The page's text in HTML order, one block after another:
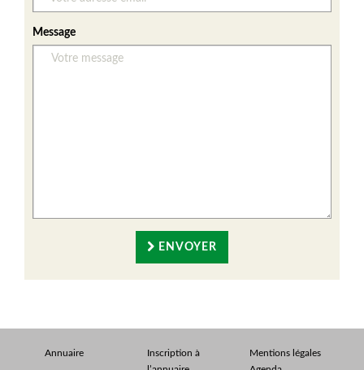
Message
ENVOYER
Annuaire
Inscription à
Mentions légales